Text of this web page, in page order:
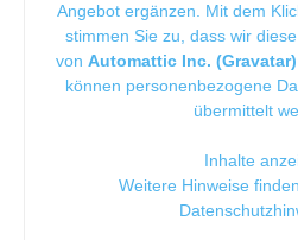
Angebot ergänzen. Mit dem
stimmen Sie zu, dass wir
von Automattic Inc. (Gravatar)
können personenbezogene
übermittelt
Inhalte
Weitere Hinweise